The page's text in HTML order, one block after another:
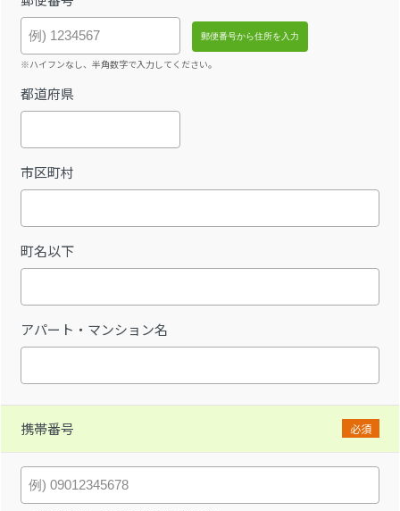
※ハイフンなし、半角数字で入力してください。
都道府県
市区町村
町名以下
アパート・マンション名
携帯番号 必須